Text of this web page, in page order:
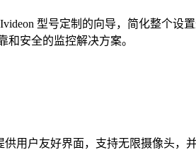
型号定制的向导，简化整个设
安全的监控解决方案。
用户友好界面，支持无限摄像头，